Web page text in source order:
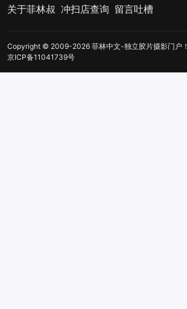
关于菲林叔 冲扫店查询 留言吐槽
Copyright © 2009-2026 菲林中文-独立胶片摄影门户！
京ICP备11041739号